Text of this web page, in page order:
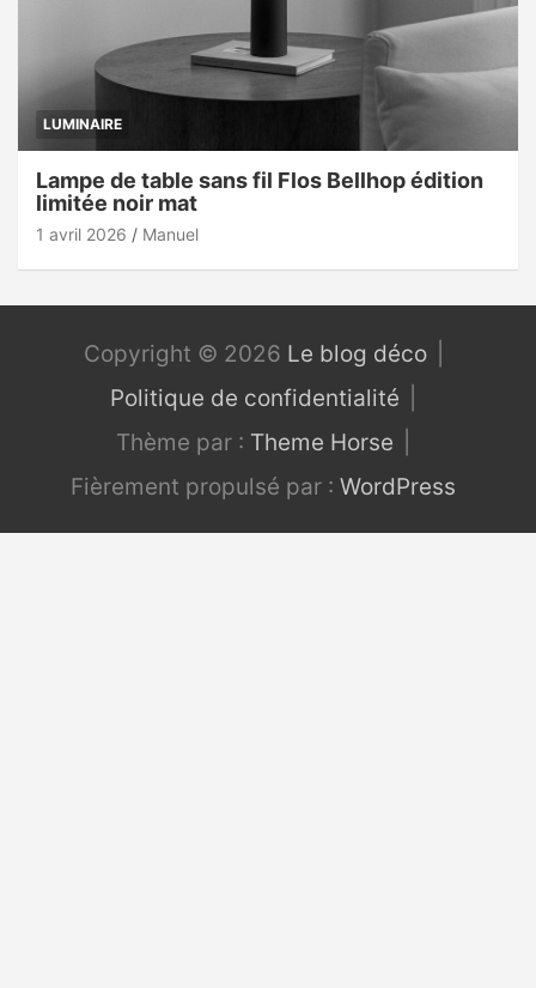
LUMINAIRE
Lampe de table sans fil Flos Bellhop édition
limitée noir mat
1 avril 2026 Manuel
Copyright © 2026 Le blog déco
Politique de confidentialité
Thème par : Theme Horse
Fièrement propulsé par : WordPress